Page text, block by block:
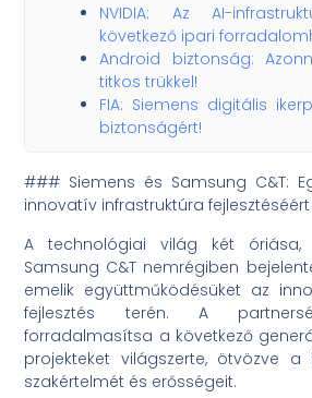
NVIDIA: Az AI-
következő ipari
Android biztonság:
titkos trükkel!
FIA: Siemens digitális
biztonságért!
### Siemens és Samsung C&T:
innovatív infrastruktúra fejlesztéséért
A technológiai világ két
Samsung C&T nemrégiben
emelik együttműködésüket az
fejlesztés terén. A
forradalmasítsa a következő
projekteket világszerte, ötvözve
szakértelmét és erősségeit.